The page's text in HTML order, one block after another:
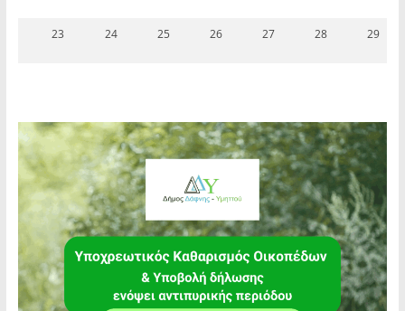
23 24 25 26 27 28 29